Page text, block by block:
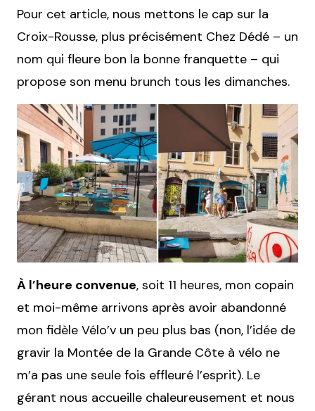
Pour cet article, nous mettons le cap sur la
Croix-Rousse, plus précisément Chez Dédé – un
nom qui fleure bon la bonne franquette – qui
propose son menu brunch tous les dimanches.
À l’heure convenue, soit 11 heures, mon copain
et moi-même arrivons après avoir abandonné
mon fidèle Vélo’v un peu plus bas (non, l’idée de
gravir la Montée de la Grande Côte à vélo ne
m’a pas une seule fois effleuré l’esprit). Le
gérant nous accueille chaleureusement et nous